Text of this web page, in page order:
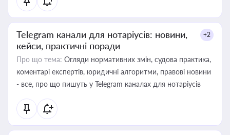
Telegram канали для нотаріусів: новини,
кейси, практичні поради
+2
Про що тема: Огляди нормативних змін, судова практика,
коментарі експертів, юридичні алгоритми, правові новини
- все, про що пишуть у Telegram каналах для нотаріусів